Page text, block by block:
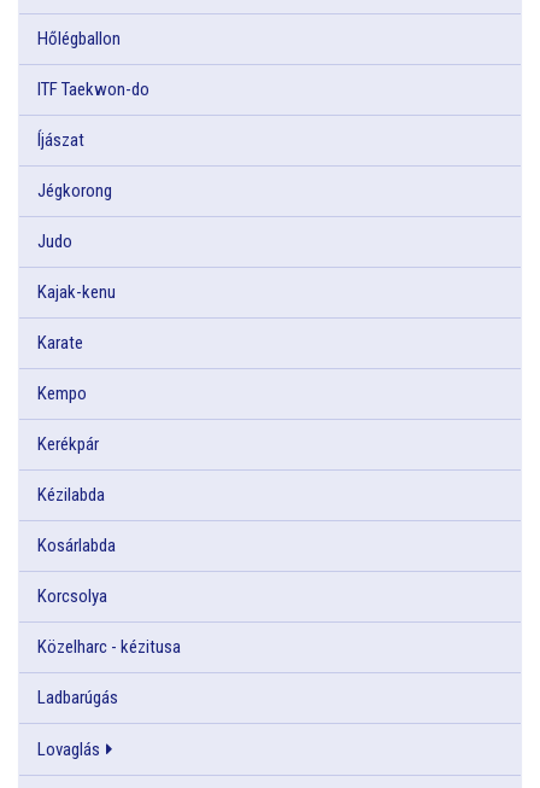
Hőlégballon
ITF Taekwon-do
Íjászat
Jégkorong
Judo
Kajak-kenu
Karate
Kempo
Kerékpár
Kézilabda
Kosárlabda
Korcsolya
Közelharc - kézitusa
Ladbarúgás
Lovaglás